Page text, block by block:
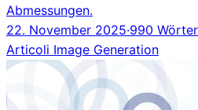
Abmessungen.
22. November 2025·990 Wörter
Articoli Image Generation